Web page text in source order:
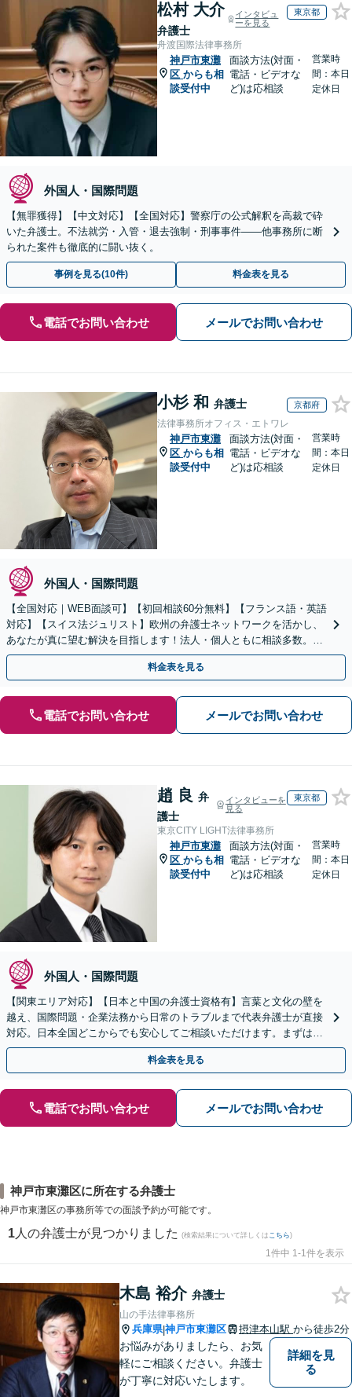
松村 大介
弁護士
インタビュ
ーを見る
東京都
舟渡国際法律事務所
神戸市東灘
区 からも相
談受付中
面談方法(対面・
電話・ビデオな
ど)は応相談
営業時
間：本日
定休日
外国人・国際問題
【無罪獲得】【中文対応】【全国対応】警察庁の公式解釈を高裁で砕
いた弁護士。不法就労・入管・退去強制・刑事事件——他事務所に断
られた案件も徹底的に闘い抜く。
事例を見る(10件) 料金表を見る
電話でお問い合わせ メールでお問い合わせ
小杉 和 弁護士 京都府
法律事務所オフィス・エトワレ
神戸市東灘
区 からも相
談受付中
面談方法(対面・
電話・ビデオな
ど)は応相談
営業時
間：本日
定休日
外国人・国際問題
【全国対応｜WEB面談可】【初回相談60分無料】【フランス語・英語
対応】【スイス法ジュリスト】欧州の弁護士ネットワークを活かし、
あなたが真に望む解決を目指します！法人・個人ともに相談多数。細
やかな連絡と粘り強い交渉を徹底【休日・夜間相談可】
料金表を見る
電話でお問い合わせ メールでお問い合わせ
趙 良 弁
護士
インタビューを
見る
東京都
東京CITY LIGHT法律事務所
神戸市東灘
区 からも相
談受付中
面談方法(対面・
電話・ビデオな
ど)は応相談
営業時
間：本日
定休日
外国人・国際問題
【関東エリア対応】【日本と中国の弁護士資格有】言葉と文化の壁を
越え、国際問題・企業法務から日常のトラブルまで代表弁護士が直接
対応。日本全国どこからでも安心してご相談いただけます。まずは一
歩を踏み出してみませんか。【初回相談無料】
料金表を見る
電話でお問い合わせ メールでお問い合わせ
神戸市東灘区に所在する弁護士
神戸市東灘区の事務所等での面談予約が可能です。
1 人の弁護士が見つかりました (検索結果について詳しくは こちら)
1件中 1-1件を表示
木島 裕介 弁護士
山の手法律事務所
兵庫県|神戸市東灘区 摂津本山駅 から徒歩2分
お悩みがありましたら、お気
軽にご相談ください。弁護士
が丁寧に対応いたします。
詳細を見
る